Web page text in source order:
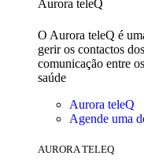
Aurora teleQ
O Aurora teleQ é
gerir os contactos
comunicação entre
saúde
Aurora teleQ
Agende uma
AURORA TELEQ